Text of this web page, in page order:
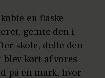
en flaske
gemte den i
skole, delte den
blev kørt af vores
på en mark, hvor